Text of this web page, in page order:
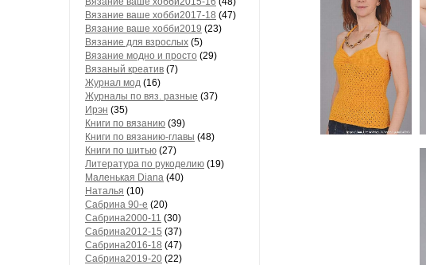
Вязание ваше хобби2017-18 (47)
Вязание ваше хобби2019 (23)
Вязание для взрослых (5)
Вязание модно и просто (29)
Вязаный креатив (7)
Журнал мод (16)
Журналы по вяз. разные (37)
Ирэн (35)
Книги по вязанию (39)
Книги по вязанию-главы (48)
Книги по шитью (27)
Литература по рукоделию (19)
Маленькая Diana (40)
Наталья (10)
Сaбринa 90-е (20)
Сaбринa2000-11 (30)
Сaбринa2012-15 (37)
Сaбринa2016-18 (47)
Сaбринa2019-20 (22)